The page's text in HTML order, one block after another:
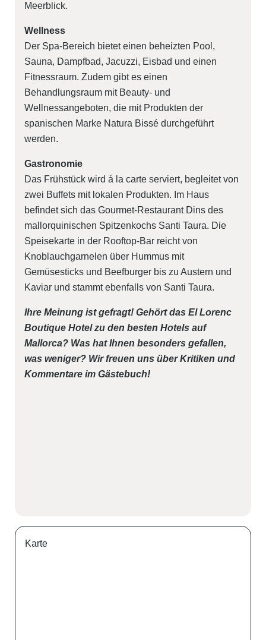
Meerblick.
Wellness
Der Spa-Bereich bietet einen beheizten Pool,
Sauna, Dampfbad, Jacuzzi, Eisbad und einen
Fitnessraum. Zudem gibt es einen
Behandlungsraum mit Beauty- und
Wellnessangeboten, die mit Produkten der
spanischen Marke Natura Bissé durchgeführt
werden.
Gastronomie
Das Frühstück wird á la carte serviert, begleitet von
zwei Buffets mit lokalen Produkten. Im Haus
befindet sich das Gourmet-Restaurant Dins des
mallorquinischen Spitzenkochs Santi Taura. Die
Speisekarte in der Rooftop-Bar reicht von
Knoblauchgarnelen über Hummus mit
Gemüsesticks und Beefburger bis zu Austern und
Kaviar und stammt ebenfalls von Santi Taura.
Ihre Meinung ist gefragt! Gehört das El Lorenc
Boutique Hotel zu den besten Hotels auf
Mallorca? Was hat Ihnen besonders gefallen,
was weniger? Wir freuen uns über Kritiken und
Kommentare im Gästebuch!
Karte